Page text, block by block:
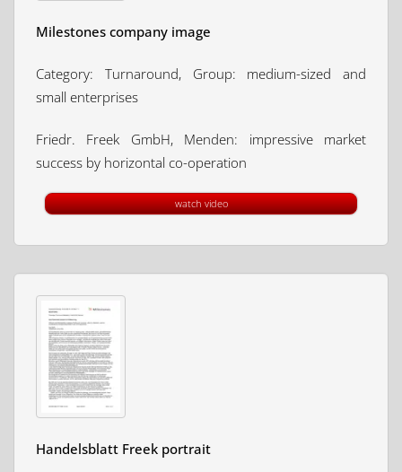
Milestones company image
Category: Turnaround, Group: medium-sized and
small enterprises
Friedr. Freek GmbH, Menden: impressive market
success by horizontal co-operation
watch video
Handelsblatt Freek portrait